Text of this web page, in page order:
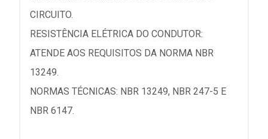
CIRCUITO.
RESISTÊNCIA ELÉTRICA DO CONDUTOR:
ATENDE AOS REQUISITOS DA NORMA NBR
13249.
NORMAS TÉCNICAS: NBR 13249, NBR 247-5 E
NBR 6147.